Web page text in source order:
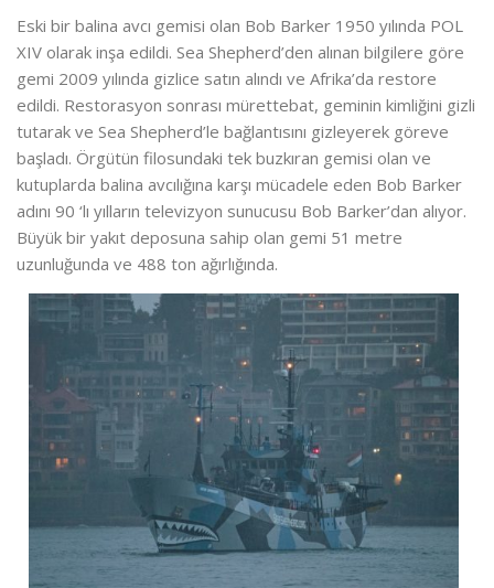
Eski bir balina avcı gemisi olan Bob Barker 1950 yılında POL
XIV olarak inşa edildi. Sea Shepherd’den alınan bilgilere göre
gemi 2009 yılında gizlice satın alındı ve Afrika’da restore
edildi. Restorasyon sonrası mürettebat, geminin kimliğini gizli
tutarak ve Sea Shepherd’le bağlantısını gizleyerek göreve
başladı. Örgütün filosundaki tek buzkıran gemisi olan ve
kutuplarda balina avcılığına karşı mücadele eden Bob Barker
adını 90 ‘lı yılların televizyon sunucusu Bob Barker’dan alıyor.
Büyük bir yakıt deposuna sahip olan gemi 51 metre
uzunluğunda ve 488 ton ağırlığında.